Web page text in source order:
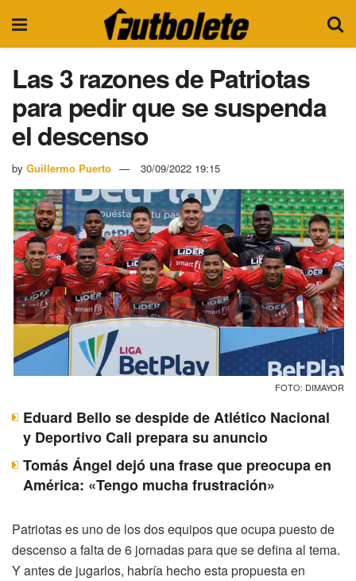
Las 3 razones de Patriotas
para pedir que se suspenda
el descenso
by Guillermo Puerto 30/09/2022 19:15
FOTO: DIMAYOR
Eduard Bello se despide de Atlético Nacional
y Deportivo Cali prepara su anuncio
Tomás Ángel dejó una frase que preocupa en
América: «Tengo mucha frustración»
Patriotas es uno de los dos equipos que ocupa puesto de
descenso a falta de 6 jornadas para que se defina al tema.
Y antes de jugarlos, habría hecho esta propuesta en